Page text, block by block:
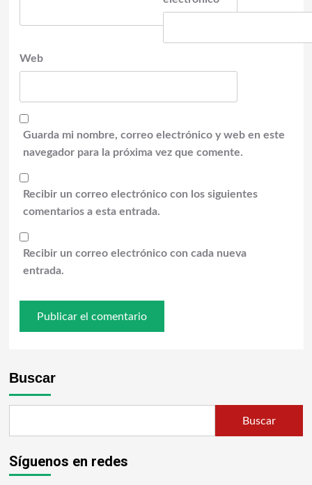
Web
Guarda mi nombre, correo electrónico y web en este
navegador para la próxima vez que comente.
Recibir un correo electrónico con los siguientes
comentarios a esta entrada.
Recibir un correo electrónico con cada nueva
entrada.
Buscar
Buscar
Síguenos en redes